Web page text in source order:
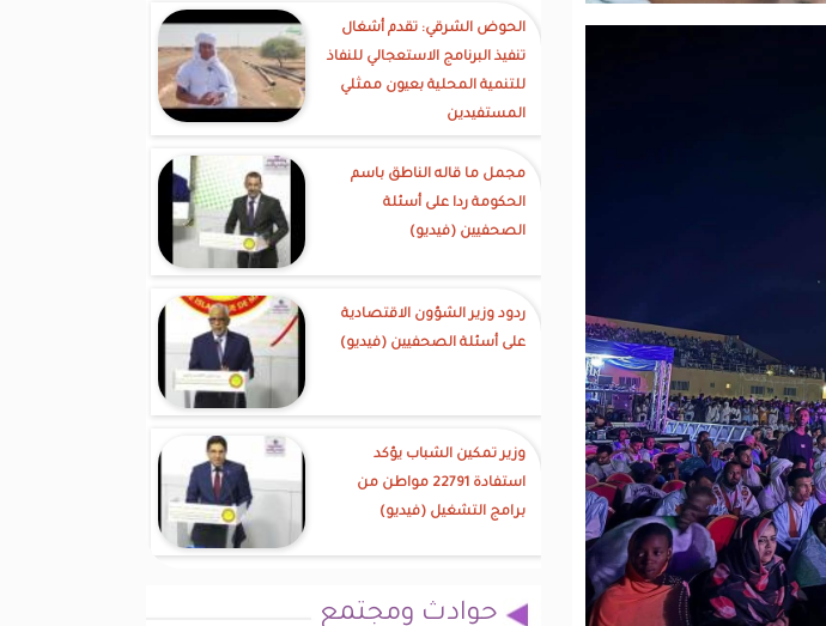
الحوض الشرقي: تقدم أشغال
تنفيذ البرنامج الاستعجالي للنفاذ
للتنمية المحلية بعيون ممثلي
المستفيدين
مجمل ما قاله الناطق باسم
الحكومة ردا على أسئلة
الصحفيين (فيديو)
ردود وزير الشؤون الاقتصادية
على أسئلة الصحفيين (فيديو)
وزير تمكين الشباب يؤكد
استفادة 22791 مواطن من
برامج التشغيل (فيديو)
حوادث ومجتمع